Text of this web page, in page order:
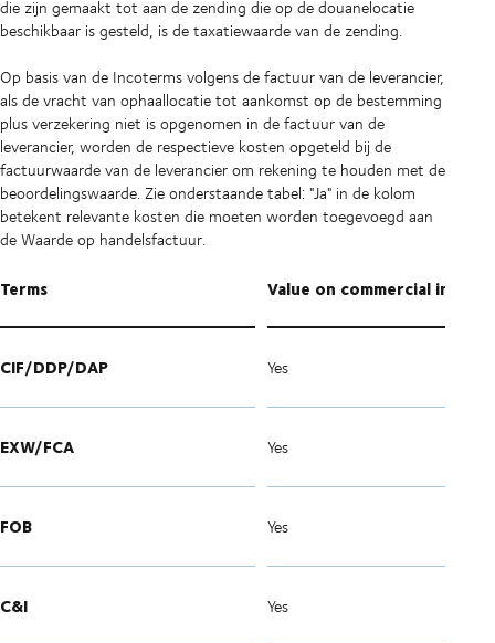
die zijn gemaakt tot aan de zending die op de douanelocatie
beschikbaar is gesteld, is de taxatiewaarde van de zending.
Op basis van de Incoterms volgens de factuur van de leverancier,
als de vracht van ophaallocatie tot aankomst op de bestemming
plus verzekering niet is opgenomen in de factuur van de
leverancier, worden de respectieve kosten opgeteld bij de
factuurwaarde van de leverancier om rekening te houden met de
beoordelingswaarde. Zie onderstaande tabel: "Ja" in de kolom
betekent relevante kosten die moeten worden toegevoegd aan
de Waarde op handelsfactuur.
Terms Value on commercial invoice
CIF/DDP/DAP Yes
EXW/FCA Yes
FOB Yes
C&I Yes